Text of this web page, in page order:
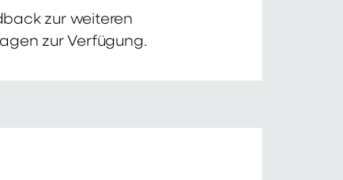
zur weiteren
zur Verfügung.